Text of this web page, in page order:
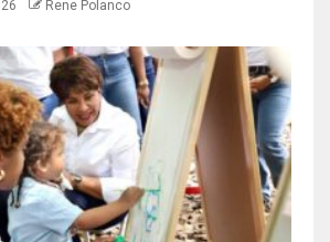
Rene Polanco